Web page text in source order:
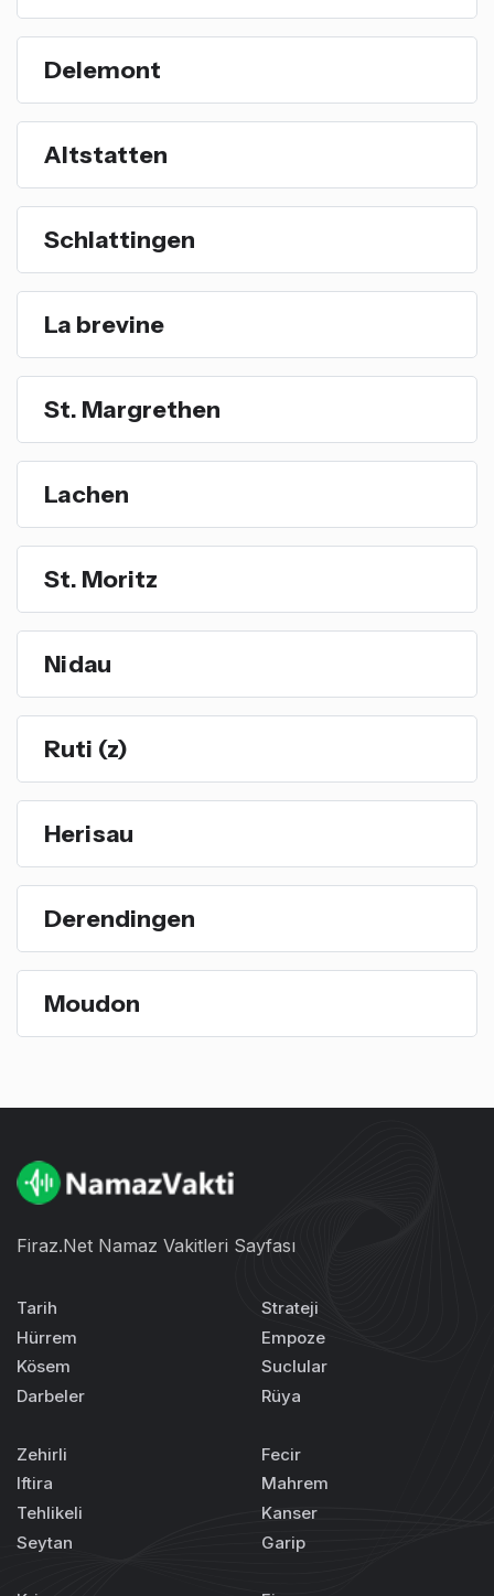
Delemont
Altstatten
Schlattingen
La brevine
St. Margrethen
Lachen
St. Moritz
Nidau
Ruti (z)
Herisau
Derendingen
Moudon
Firaz.Net Namaz Vakitleri Sayfası
Tarih
Hürrem
Kösem
Darbeler
Strateji
Empoze
Suclular
Rüya
Zehirli
Iftira
Tehlikeli
Seytan
Fecir
Mahrem
Kanser
Garip